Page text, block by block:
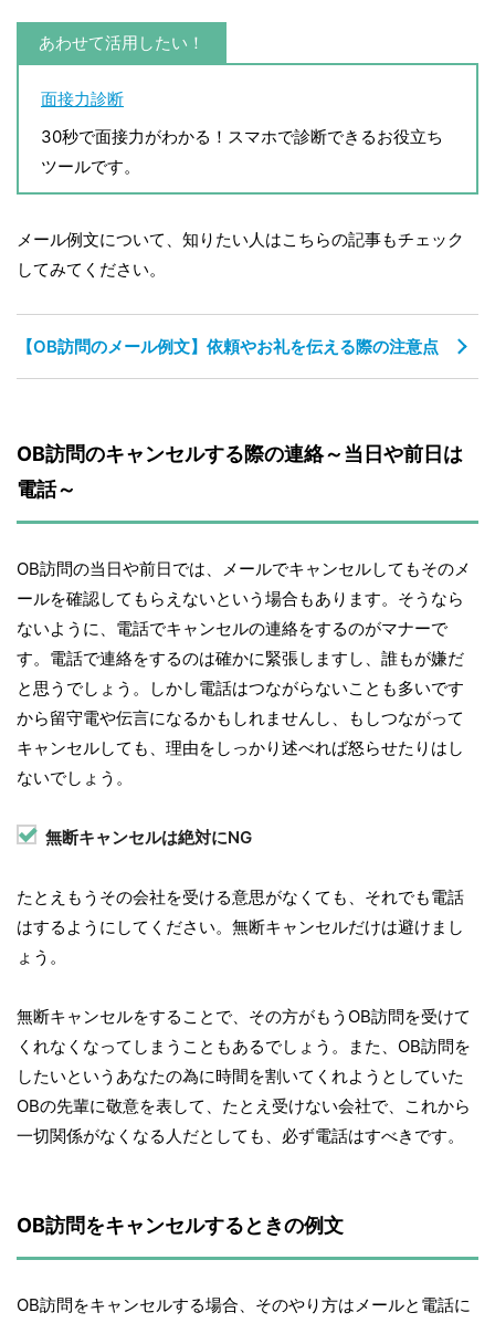
あわせて活用したい！
面接力診断
30秒で面接力がわかる！スマホで診断できるお役立ち
ツールです。
メール例文について、知りたい人はこちらの記事もチェック
してみてください。
【OB訪問のメール例文】依頼やお礼を伝える際の注意点
OB訪問のキャンセルする際の連絡～当日や前日は
電話～
OB訪問の当日や前日では、メールでキャンセルしてもそのメ
ールを確認してもらえないという場合もあります。そうなら
ないように、電話でキャンセルの連絡をするのがマナーで
す。電話で連絡をするのは確かに緊張しますし、誰もが嫌だ
と思うでしょう。しかし電話はつながらないことも多いです
から留守電や伝言になるかもしれませんし、もしつながって
キャンセルしても、理由をしっかり述べれば怒らせたりはし
ないでしょう。
無断キャンセルは絶対にNG
たとえもうその会社を受ける意思がなくても、それでも電話
はするようにしてください。無断キャンセルだけは避けまし
ょう。
無断キャンセルをすることで、その方がもうOB訪問を受けて
くれなくなってしまうこともあるでしょう。また、OB訪問を
したいというあなたの為に時間を割いてくれようとしていた
OBの先輩に敬意を表して、たとえ受けない会社で、これから
一切関係がなくなる人だとしても、必ず電話はすべきです。
OB訪問をキャンセルするときの例文
OB訪問をキャンセルする場合、そのやり方はメールと電話に